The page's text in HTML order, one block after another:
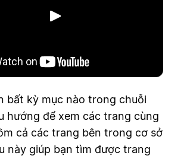
Phát
bất kỳ mục nào trong chuỗi
hướng để xem các trang cùng
cả các trang bên trong cơ sở
này giúp bạn tìm được trang